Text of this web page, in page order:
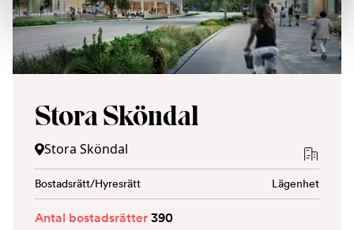
Stora Sköndal
Stora Sköndal
Bostadsrätt/Hyresrätt Lägenhet
Antal bostadsrätter390